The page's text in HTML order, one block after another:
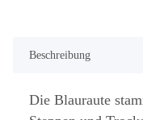
Beschreibung
Die Blauraute